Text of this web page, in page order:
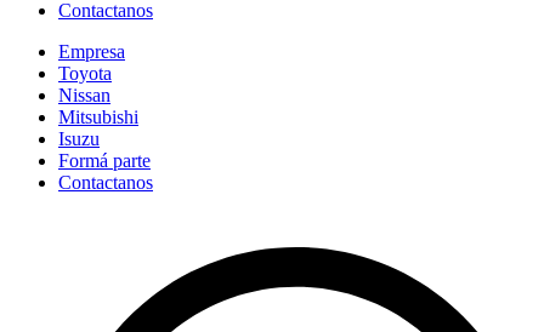
Contactanos
Empresa
Toyota
Nissan
Mitsubishi
Isuzu
Formá parte
Contactanos